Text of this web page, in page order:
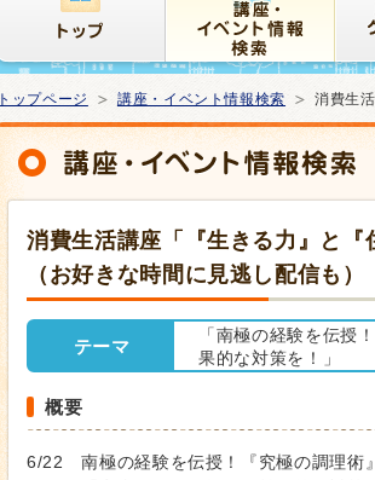
トップページ 講座・イベント情報検索 消費生
消費生活講座「『生きる力』と『
（お好きな時間に見逃し配信も）
テーマ
「南極の経験を伝授
果的な対策を！」
概要
6/22 南極の経験を伝授！『究極の調理術